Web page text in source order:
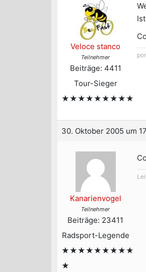
Veloce stanco
Teilnehmer
Beiträge: 4411
Tour-Sieger
★★★★★★★★★
30. Oktober 2005 um
Kanarienvogel
Teilnehmer
Beiträge: 23411
Radsport-Legende
★★★★★★★★★
★